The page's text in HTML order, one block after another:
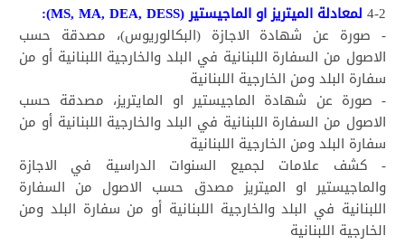
4-2لمعادلة الميتريز او الماجيستير (MS, MA, DEA, DESS):
- صورة عن شهادة الاجازة (البكالوريوس)، مصدقة حسب
الاصول من السفارة اللبنانية في البلد والخارجية اللبنانية أو من
سفارة البلد ومن الخارجية اللبنانية
- صورة عن شهادة الماجيستير او المايتريز، مصدقة حسب
الاصول من السفارة اللبنانية في البلد والخارجية اللبنانية أو من
سفارة البلد ومن الخارجية اللبنانية
- كشف علامات لجميع السنوات الدراسية في الاجازة
والماجيستير او الميتريز مصدق حسب الاصول من السفارة
اللبنانية في البلد والخارجية اللبنانية أو من سفارة البلد ومن
الخارجية اللبنانية